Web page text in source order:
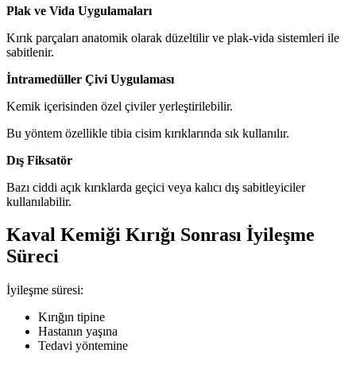
Plak ve Vida Uygulamaları
Kırık parçaları anatomik olarak düzeltilir ve plak-vida sistemleri ile
sabitlenir.
İntramedüller Çivi Uygulaması
Kemik içerisinden özel çiviler yerleştirilebilir.
Bu yöntem özellikle tibia cisim kırıklarında sık kullanılır.
Dış Fiksatör
Bazı ciddi açık kırıklarda geçici veya kalıcı dış sabitleyiciler
kullanılabilir.
Kaval Kemiği Kırığı Sonrası İyileşme
Süreci
İyileşme süresi:
Kırığın tipine
Hastanın yaşına
Tedavi yöntemine